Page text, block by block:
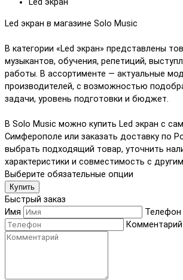
Led экран
Led экран в магазине Solo Music
В категории «Led экран» представлены
музыкантов, обучения, репетиций,
работы. В ассортименте — актуальные
производителей, с возможностью
задачи, уровень подготовки и бюджет.
В Solo Music можно купить Led экран с
Симферополе или заказать доставку по
выбрать подходящий товар, уточнить
характеристики и совместимость с
Выберите обязательные опции
Купить
Быстрый заказ
Имя
Телефон
Комментарий